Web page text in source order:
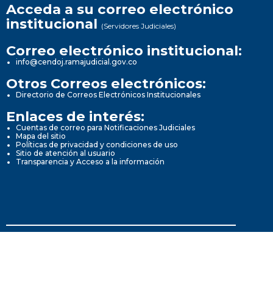
Acceda a su correo electrónico
institucional (Servidores Judiciales)
Correo electrónico institucional:
info@cendoj.ramajudicial.gov.co
Otros Correos electrónicos:
Directorio de Correos Electrónicos Institucionales
Enlaces de interés:
Cuentas de correo para Notificaciones Judiciales
Mapa del sitio
Políticas de privacidad y condiciones de uso
Sitio de atención al usuario
Transparencia y Acceso a la información